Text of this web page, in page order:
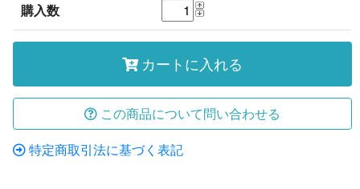
購入数
カートに入れる
この商品について問い合わせる
特定商取引法に基づく表記